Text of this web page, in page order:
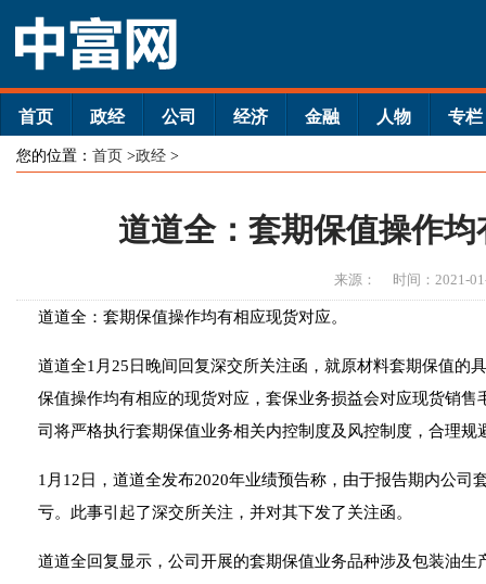
首页 政经 公司 经济 金融 人物 专栏
您的位置： 首页 >政经 >
道道全：套期保值操作
来源： 时间：2021-
道道全：套期保值操作均有相应现货对应。
道道全1月25日晚间回复深交所关注函，就原材料套期保值的
保值操作均有相应的现货对应，套保业务损益会对应现货销
司将严格执行套期保值业务相关内控制度及风控制度，合理规
1月12日，道道全发布2020年业绩预告称，由于报告期内公司
亏。此事引起了深交所关注，并对其下发了关注函。
道道全回复显示，公司开展的套期保值业务品种涉及包装油